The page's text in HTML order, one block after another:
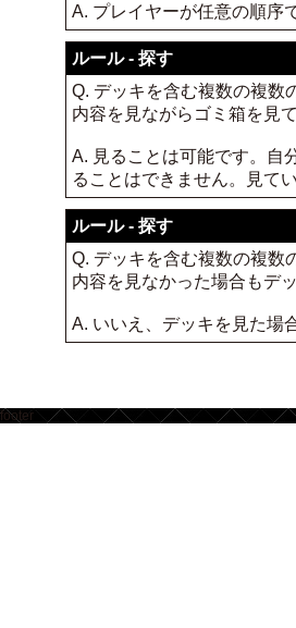
A. プレイヤーが任意の順序
ルール - 探す
Q. デッキを含む複数の複数
内容を見ながらゴミ箱を見
A. 見ることは可能です。自
ることはできません。見て
ルール - 探す
Q. デッキを含む複数の複数
内容を見なかった場合もデ
A. いいえ、デッキを見た場
footer